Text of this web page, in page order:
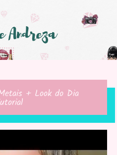
+ Look do Dia